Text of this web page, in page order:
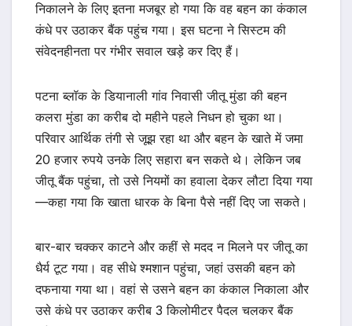
निकालने के लिए इतना मजबूर हो गया कि वह बहन का कंकाल
कंधे पर उठाकर बैंक पहुंच गया। इस घटना ने सिस्टम की
संवेदनहीनता पर गंभीर सवाल खड़े कर दिए हैं।
पटना ब्लॉक के डियानाली गांव निवासी जीतू मुंडा की बहन
कलरा मुंडा का करीब दो महीने पहले निधन हो चुका था।
परिवार आर्थिक तंगी से जूझ रहा था और बहन के खाते में जमा
20 हजार रुपये उनके लिए सहारा बन सकते थे। लेकिन जब
जीतू बैंक पहुंचा, तो उसे नियमों का हवाला देकर लौटा दिया गया
—कहा गया कि खाता धारक के बिना पैसे नहीं दिए जा सकते।
बार-बार चक्कर काटने और कहीं से मदद न मिलने पर जीतू का
धैर्य टूट गया। वह सीधे श्मशान पहुंचा, जहां उसकी बहन को
दफनाया गया था। वहां से उसने बहन का कंकाल निकाला और
उसे कंधे पर उठाकर करीब 3 किलोमीटर पैदल चलकर बैंक